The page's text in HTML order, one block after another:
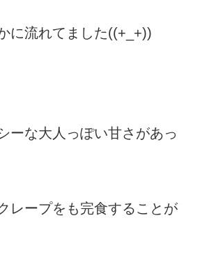
に流れてました((+_+))
ーな大人っぽい甘さがあっ
レープをも完食することが